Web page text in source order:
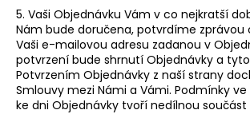
5. Vaši Objednávku Vám v co nejkratší
Nám bude doručena, potvrdíme zprávou
Vaši e-mailovou adresu zadanou v
potvrzení bude shrnutí Objednávky a
Potvrzením Objednávky z naší strany
Smlouvy mezi Námi a Vámi. Podmínky
ke dni Objednávky tvoří nedílnou součást